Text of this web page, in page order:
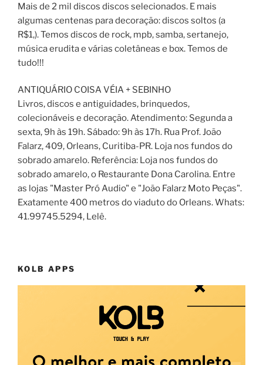
Mais de 2 mil discos discos selecionados. E mais
algumas centenas para decoração: discos soltos (a
R$1,). Temos discos de rock, mpb, samba, sertanejo,
música erudita e várias coletâneas e box. Temos de
tudo!!!
ANTIQUÁRIO COISA VÉIA + SEBINHO
Livros, discos e antiguidades, brinquedos,
colecionáveis e decoração. Atendimento: Segunda a
sexta, 9h às 19h. Sábado: 9h às 17h. Rua Prof. João
Falarz, 409, Orleans, Curitiba-PR. Loja nos fundos do
sobrado amarelo. Referência: Loja nos fundos do
sobrado amarelo, o Restaurante Dona Carolina. Entre
as lojas "Master Pró Audio" e "João Falarz Moto Peças".
Exatamente 400 metros do viaduto do Orleans. Whats:
41.99745.5294, Lelê.
KOLB APPS